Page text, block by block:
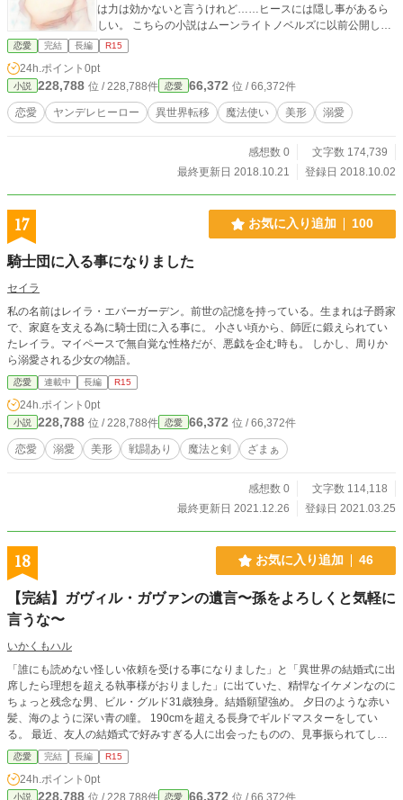
は力は効かないと言うけれど……ヒースには隠し事があるら
しい。 こちらの小説はムーンライトノベルズに以前公開して
いたものを改稿したもので、小説家になろうにも載せていま
す。
恋愛 完結 長編 R15
24h.ポイント 0pt
小説 228,788 位 / 228,788件 恋愛 66,372 位 / 66,372件
恋愛 ヤンデレヒーロー 異世界転移 魔法使い 美形 溺愛
感想数 0
文字数 174,739
最終更新日 2018.10.21
登録日 2018.10.02
17 お気に入り追加 100
騎士団に入る事になりました
セイラ
私の名前はレイラ・エバーガーデン。前世の記憶を持っている。生まれは子爵家
で、家庭を支える為に騎士団に入る事に。 小さい頃から、師匠に鍛えられてい
たレイラ。マイペースで無自覚な性格だが、悪戯を企む時も。 しかし、周りか
ら溺愛される少女の物語。
恋愛 連載中 長編 R15
24h.ポイント 0pt
小説 228,788 位 / 228,788件 恋愛 66,372 位 / 66,372件
恋愛 溺愛 美形 戦闘あり 魔法と剣 ざまぁ
感想数 0
文字数 114,118
最終更新日 2021.12.26
登録日 2021.03.25
18 お気に入り追加 46
【完結】ガヴィル・ガヴァンの遺言〜孫をよろしくと気軽に
言うな〜
いかくもハル
「誰にも読めない怪しい依頼を受ける事になりました」と「異世界の結婚式に出
席したら理想を超える執事様がおりました」に出ていた、精悍なイケメンなのに
ちょっと残念な男、ビル・グルド31歳独身。結婚願望強め。 夕日のような赤い
髪、海のように深い青の瞳。 190cmを超える長身でギルドマスターをしてい
る。 最近、友人の結婚式で好みすぎる人に出会ったものの、見事振られてしま
い、若干落ち込みモードのビル。 そんなビルの元にある時手紙が届いた。 手紙
の主はガヴィル・ガヴァン。伝説の北の戦闘民族。 青銀の髪に揺らめくような
黄金の瞳が特徴の美しくも謎に満ちた民族。 彼には10年前にある依頼の帰りに
恋愛 完結 長編 R15
24h.ポイント 0pt
小説 228,788 位 / 228,788件 恋愛 66,372 位 / 66,372件